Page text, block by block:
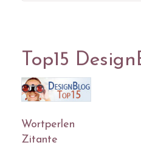
Top15
Wortperlen
Zitante